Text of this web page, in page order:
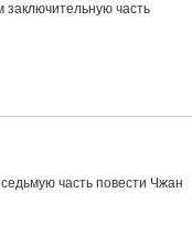
часть
часть повести Чжан